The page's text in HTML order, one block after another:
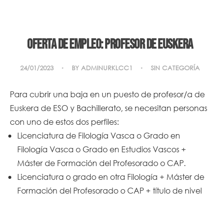
Oferta de empleo: Profesor de euskera
24/01/2023 BY ADMINURKLCC1 SIN CATEGORÍA
Para cubrir una baja en un puesto de profesor/a de
Euskera de ESO y Bachillerato, se necesitan personas
con uno de estos dos perfiles:
Licenciatura de Filología Vasca o Grado en
Filología Vasca o Grado en Estudios Vascos +
Máster de Formación del Profesorado o CAP.
Licenciatura o grado en otra Filología + Máster de
Formación del Profesorado o CAP + título de nivel